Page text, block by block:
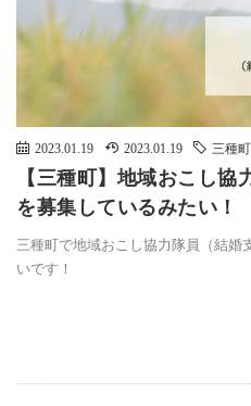
2023.01.19 2023.01.19 三種町
【三種町】地域おこし協
を募集しているみたい！
三種町で地域おこし協力隊員（結婚
いです！